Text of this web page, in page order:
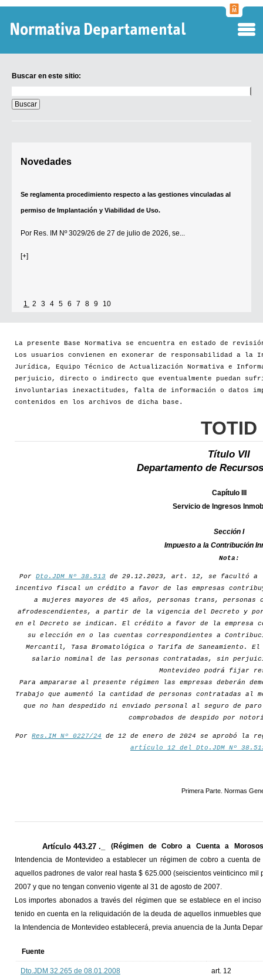
Buscar en este sitio:
en
este
sitio:
Novedades
Se reglamenta procedimiento respecto a las gestiones vinculadas al
permiso de Implantación y Viabilidad de Uso.
Por Res. IM Nº 3029/26 de 27 de julio de 2026, se...
[+]
1 2 3 4 5 6 7 8 9 10
La presente Base Normativa se encuentra en estado de
Los usuarios convienen en exonerar de responsabilidad a la
Jurídica, Equipo Técnico de Actualización Normativa e
perjuicio, directo o indirecto que eventualmente puedan
involuntarias inexactitudes, falta de información o datos
contenidos en los archivos de dicha base.
TOTID
Título VII
Departamento de
Capítulo III
Servicio de Ingresos
Sección I
Impuesto a la Contribución
Nota:
Por Dto.JDM Nº 38.513 de 29.12.2023, art. 12, se facultó a
incentivo fiscal un crédito a favor de las empresas
a mujeres mayores de 45 años, personas trans,
afrodescendientes, a partir de la vigencia del Decreto y
en el Decreto se indican. El crédito a favor de la empresa
su elección en o las cuentas correspondientes a
Mercantil, Tasa Bromatológica o Tarifa de Saneamiento.
salario nominal de las personas contratadas, sin
Montevideo podrá fijar
Para ampararse al presente régimen las empresas deberán
Trabajo que aumentó la cantidad de personas contratadas
que no han despedido ni enviado personal al seguro de
comprobados de despido por
Por Res.IM Nº 0227/24 de 12 de enero de 2024 se aprobó la
artículo 12 del Dto.JDM Nº
Primera Parte. Normas
Artículo 443.27 ._
(Régimen de Cobro a Cuenta a
Intendencia de Montevideo a establecer un régimen de cobro a cuenta
aquellos padrones de valor real hasta $ 625.000 (seiscientos veinticinco
2007 y que no tengan convenio vigente al 31 de agosto de 2007.
Los importes abonados a través del régimen que se establece en el
tenido en cuenta en la reliquidación de la deuda de aquellos inmuebles
la Intendencia de Montevideo establecerá, previa anuencia de la Junta
Fuente
Dto.JDM 32.265 de 08.01.2008 art. 12